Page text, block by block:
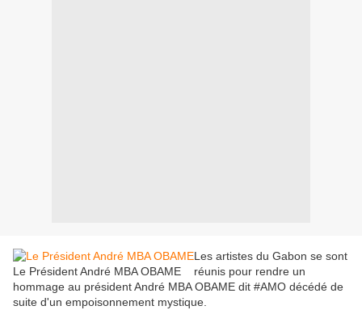
Le Président André MBA OBAME
Les artistes du Gabon se sont
réunis pour rendre un
hommage au président André MBA OBAME dit #AMO décédé de
suite d'un empoisonnement mystique.